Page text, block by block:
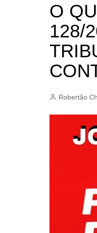
O
128/
Robertão